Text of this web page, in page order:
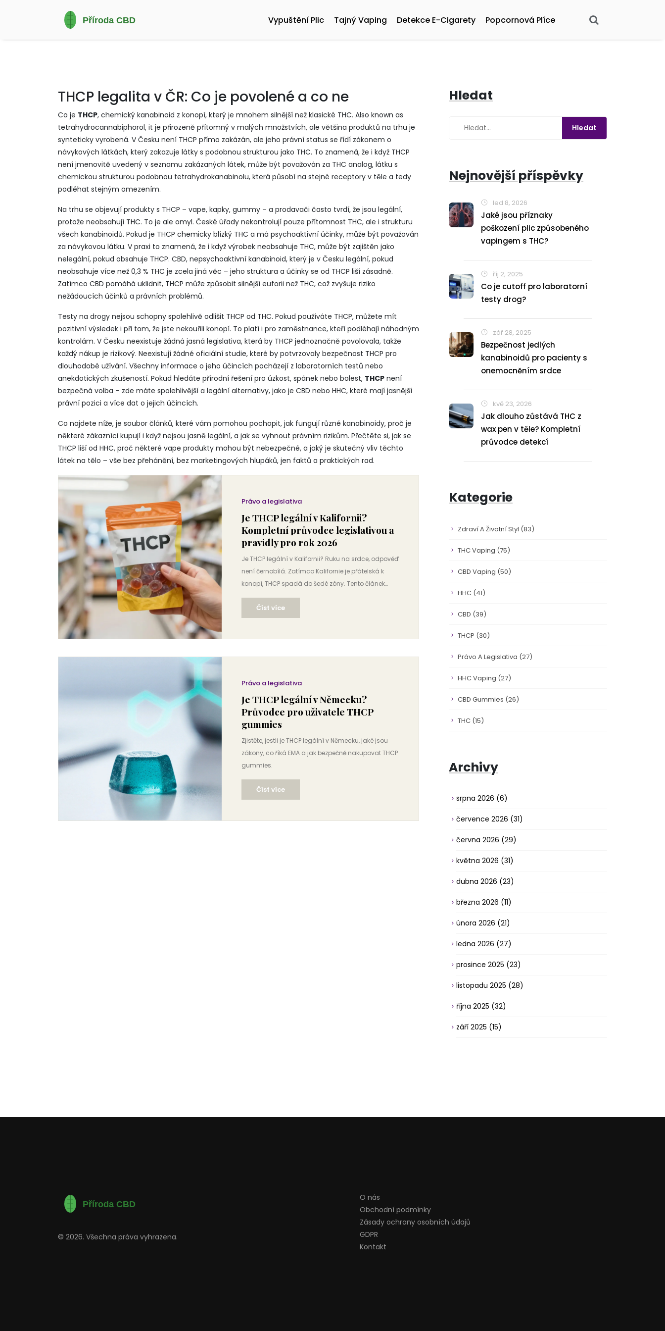
Vypuštění Plic Tajný Vaping Detekce E-Cigarety Popcornová Plíce
THCP legalita v ČR: Co je povolené a co ne
Co je THCP, chemický kanabinoid z konopí, který je mnohem silnější než klasické THC. Also known as
tetrahydrocannabiphorol, it je přirozeně přítomný v malých množstvích, ale většina produktů na trhu je
synteticky vyrobená. V Česku není THCP přímo zakázán, ale jeho právní status se řídí zákonem o
návykových látkách, který zakazuje látky s podobnou strukturou jako THC. To znamená, že i když THCP
není jmenovitě uvedený v seznamu zakázaných látek, může být považován za THC analog, látku s
chemickou strukturou podobnou tetrahydrokanabinolu, která působí na stejné receptory v těle a tedy
podléhat stejným omezením.
Na trhu se objevují produkty s THCP – vape, kapky, gummy – a prodavači často tvrdí, že jsou legální,
protože neobsahují THC. To je ale omyl. České úřady nekontrolují pouze přítomnost THC, ale i strukturu
všech kanabinoidů. Pokud je THCP chemicky blízký THC a má psychoaktivní účinky, může být považován
za návykovou látku. V praxi to znamená, že i když výrobek neobsahuje THC, může být zajištěn jako
nelegální, pokud obsahuje THCP. CBD, nepsychoaktivní kanabinoid, který je v Česku legální, pokud
neobsahuje více než 0,3 % THC je zcela jiná věc – jeho struktura a účinky se od THCP liší zásadně.
Zatímco CBD pomáhá uklidnit, THCP může způsobit silnější euforii než THC, což zvyšuje riziko
nežádoucích účinků a právních problémů.
Testy na drogy nejsou schopny spolehlivě odlišit THCP od THC. Pokud používáte THCP, můžete mít
pozitivní výsledek i při tom, že jste nekouřili konopí. To platí i pro zaměstnance, kteří podléhají náhodným
kontrolám. V Česku neexistuje žádná jasná legislativa, která by THCP jednoznačně povolovala, takže
každý nákup je rizikový. Neexistují žádné oficiální studie, které by potvrzovaly bezpečnost THCP pro
dlouhodobé užívání. Všechny informace o jeho účincích pocházejí z laboratorních testů nebo
anekdotických zkušeností. Pokud hledáte přírodní řešení pro úzkost, spánek nebo bolest, THCP není
bezpečná volba – zde máte spolehlivější a legální alternativy, jako je CBD nebo HHC, které mají jasnější
právní pozici a více dat o jejich účincích.
Co najdete níže, je soubor článků, které vám pomohou pochopit, jak fungují různé kanabinoidy, proč je
některé zákazníci kupují i když nejsou jasně legální, a jak se vyhnout právním rizikům. Přečtěte si, jak se
THCP liší od HHC, proč některé vape produkty mohou být nebezpečné, a jaký je skutečný vliv těchto
látek na tělo – vše bez přehánění, bez marketingových hlupáků, jen faktů a praktických rad.
Právo a legislativa
Je THCP legální v Kalifornii?
Kompletní průvodce legislativou a
pravidly pro rok 2026
Je THCP legální v Kalifornii? Ruku na srdce, odpověď
není černobílá. Zatímco Kalifornie je přátelská k
konopí, THCP spadá do šedé zóny. Tento článek
rozebírá federální i státní zákony, rizika nákupu a
bezpečnost pro rok 2026.
Číst více
Právo a legislativa
Je THCP legální v Německu?
Průvodce pro uživatele THCP
gummies
Zjistěte, jestli je THCP legální v Německu, jaké jsou
zákony, co říká EMA a jak bezpečně nakupovat THCP
gummies.
Číst více
Hledat
Nejnovější příspěvky
led 8, 2026
Jaké jsou příznaky
poškození plic způsobeného
vapingem s THC?
říj 2, 2025
Co je cutoff pro laboratorní
testy drog?
zář 28, 2025
Bezpečnost jedlých
kanabinoidů pro pacienty s
onemocněním srdce
kvě 23, 2026
Jak dlouho zůstává THC z
wax pen v těle? Kompletní
průvodce detekcí
Kategorie
Zdraví A Životní Styl (83)
THC Vaping (75)
CBD Vaping (50)
HHC (41)
CBD (39)
THCP (30)
Právo A Legislativa (27)
HHC Vaping (27)
CBD Gummies (26)
THC (15)
Archivy
srpna 2026 (6)
července 2026 (31)
června 2026 (29)
května 2026 (31)
dubna 2026 (23)
března 2026 (11)
února 2026 (21)
ledna 2026 (27)
prosince 2025 (23)
listopadu 2025 (28)
října 2025 (32)
září 2025 (15)
© 2026. Všechna práva vyhrazena.
O nás
Obchodní podmínky
Zásady ochrany osobních údajů
GDPR
Kontakt